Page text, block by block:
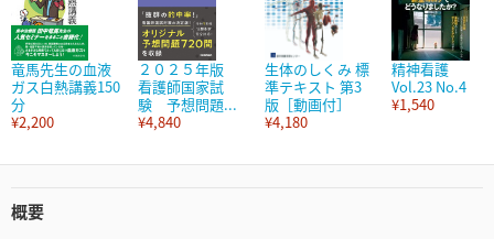
竜馬先生の血液
ガス白熱講義150
分
¥2,200
２０２５年版
看護師国家試
験 予想問題...
¥4,840
生体のしくみ 標
準テキスト 第3
版［動画付］
¥4,180
精神看護
Vol.23 No.4
¥1,540
概要